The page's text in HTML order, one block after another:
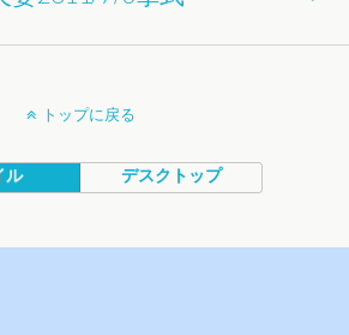
トップに戻る
ル デスクトップ